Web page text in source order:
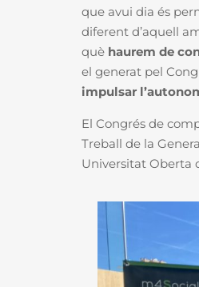
que avui dia és
diferent d’aquell
què haurem de
el generat pel
impulsar
El Congrés de
Treball de la
Universitat Oberta